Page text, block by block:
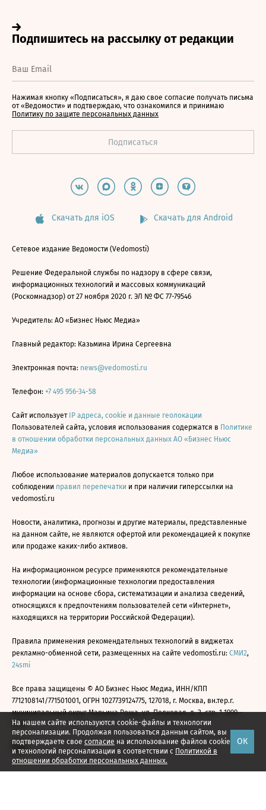
На нашем сайте используются cookie-файлы и технологии
персонализации. Продолжая пользоваться данным сайтом, вы
подтверждаете свое согласие на использование файлов cookie
и технологий персонализации в соответствии с Политикой в
отношении обработки персональных данных.
ОК
Нажимая кнопку «Подписаться», я даю свое согласие получать письма
от «Ведомости» и подтверждаю, что ознакомился и принимаю
Политику по защите персональных данных
Скачать для iOS Скачать для Android
Сетевое издание Ведомости (Vedomosti)
Решение Федеральной службы по надзору в сфере связи,
информационных технологий и массовых коммуникаций
(Роскомнадзор) от 27 ноября 2020 г. ЭЛ № ФС 77-79546
Учредитель: АО «Бизнес Ньюс Медиа»
Главный редактор: Казьмина Ирина Сергеевна
Электронная почта: news@vedomosti.ru
Телефон: +7 495 956-34-58
Сайт использует IP адреса, cookie и данные геолокации
Пользователей сайта, условия использования содержатся в Политике
в отношении обработки персональных данных АО «Бизнес Ньюс
Медиа»
Любое использование материалов допускается только при
соблюдении правил перепечатки и при наличии гиперссылки на
vedomosti.ru
Новости, аналитика, прогнозы и другие материалы, представленные
на данном сайте, не являются офертой или рекомендацией к покупке
или продаже каких-либо активов.
На информационном ресурсе применяются рекомендательные
технологии (информационные технологии предоставления
информации на основе сбора, систематизации и анализа сведений,
относящихся к предпочтениям пользователей сети «Интернет»,
находящихся на территории Российской Федерации).
Правила применения рекомендательных технологий в виджетах
рекламно-обменной сети, размещенных на сайте vedomosti.ru: СМИ2,
24smi
Все права защищены © АО Бизнес Ньюс Медиа, ИНН/КПП
7712108141/771501001, ОГРН 1027739124775, 127018, г. Москва, вн.тер.г.
муниципальный округ Марьина Роща, ул. Полковая, д. 3, стр. 1 1999—
2026